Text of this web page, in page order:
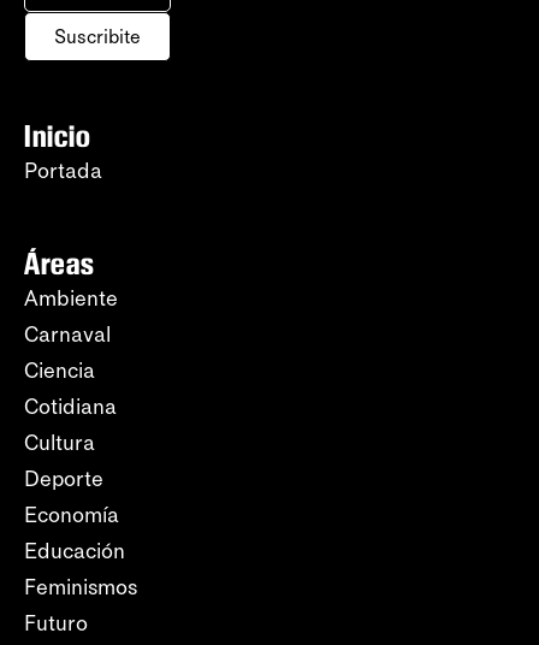
Suscribite
Inicio
Portada
Áreas
Ambiente
Carnaval
Ciencia
Cotidiana
Cultura
Deporte
Economía
Educación
Feminismos
Futuro